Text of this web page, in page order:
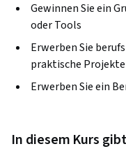
Gewinnen Sie ein
oder Tools
Erwerben Sie
praktische Projekte
Erwerben Sie ein
In diesem Kurs